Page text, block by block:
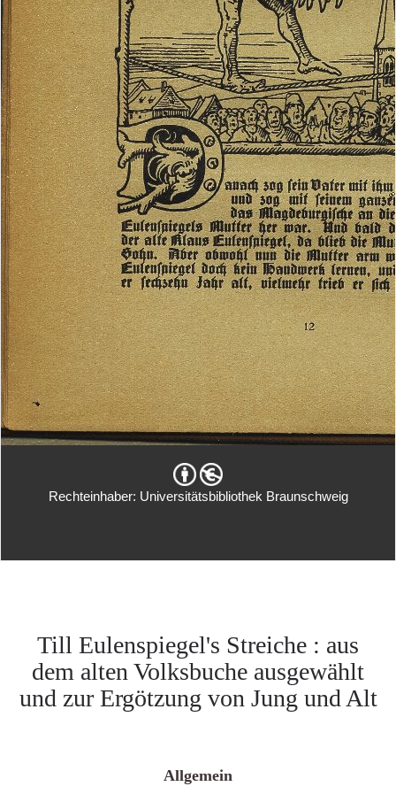
Rechteinhaber: Universitätsbibliothek Braunschweig
Till Eulenspiegel's Streiche : aus
dem alten Volksbuche ausgewählt
und zur Ergötzung von Jung und Alt
Allgemein